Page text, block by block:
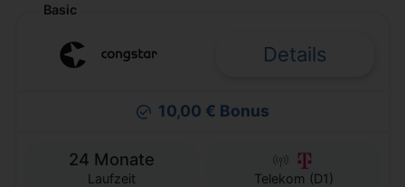
Basic
Details
10,00 € Bonus
24 Monate
Laufzeit Telekom (D1)